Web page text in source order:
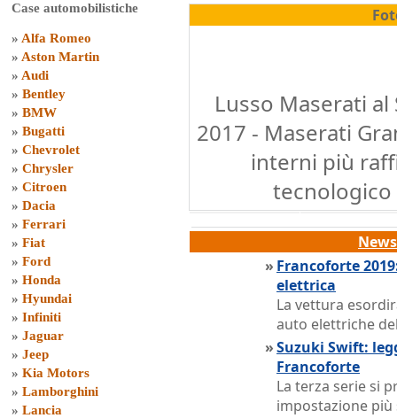
Case automobilistiche
» Alfa Romeo
» Aston Martin
» Audi
» Bentley
» BMW
» Bugatti
» Chevrolet
» Chrysler
» Citroen
» Dacia
» Ferrari
» Fiat
» Ford
» Honda
» Hyundai
» Infiniti
» Jaguar
» Jeep
» Kia Motors
» Lamborghini
» Lancia
Lusso Maserati
2017 - Maserati
interni più
tecnologico
» Francoforte
elettrica
La vettura
auto elettriche
»Suzuki Swift:
Francoforte
La terza serie si
impostazione